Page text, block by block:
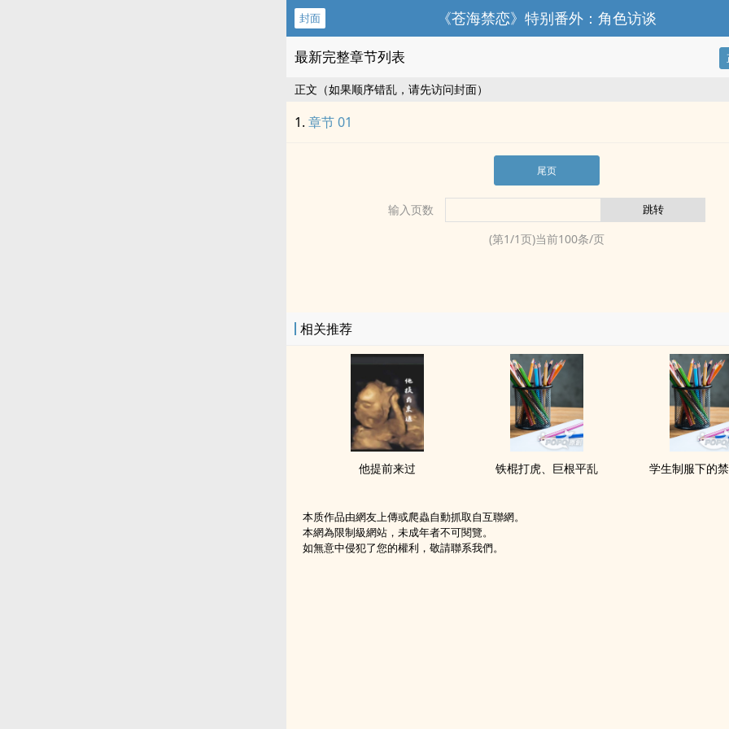
封面 《苍海禁恋》特别番外：角色访谈
最新完整章节列表
正文（如果顺序错乱，请先访问封面）
章节 01
尾页
输入页数
(第1/1页)当前100条/页
相关推荐
他提前来过 铁棍打虎、巨根平乱 学生制服下的
本质作品由網友上傳或爬蟲自動抓取自互聯網。
本網為限制級網站，未成年者不可閱覽。
如無意中侵犯了您的權利，敬請聯系我們。